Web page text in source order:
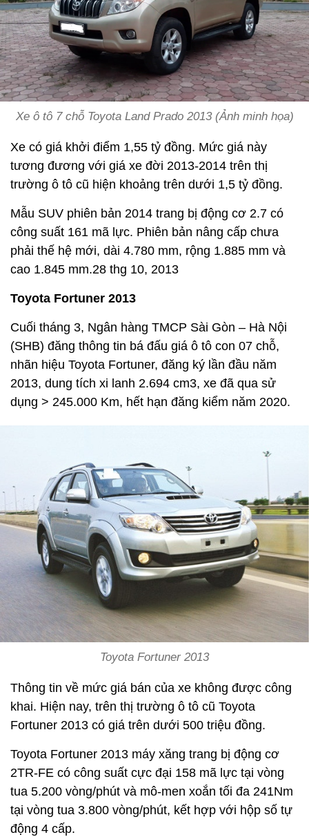
Xe ô tô 7 chỗ Toyota Land Prado 2013 (Ảnh minh họa)
Xe có giá khởi điểm 1,55 tỷ đồng. Mức giá này
tương đương với giá xe đời 2013-2014 trên thị
trường ô tô cũ hiện khoảng trên dưới 1,5 tỷ đồng.
Mẫu SUV phiên bản 2014 trang bị động cơ 2.7 có
công suất 161 mã lực. Phiên bản nâng cấp chưa
phải thế hệ mới, dài 4.780 mm, rộng 1.885 mm và
cao 1.845 mm.28 thg 10, 2013
Toyota Fortuner 2013
Cuối tháng 3, Ngân hàng TMCP Sài Gòn – Hà Nội
(SHB) đăng thông tin bá đấu giá ô tô con 07 chỗ,
nhãn hiệu Toyota Fortuner, đăng ký lần đầu năm
2013, dung tích xi lanh 2.694 cm3, xe đã qua sử
dụng > 245.000 Km, hết hạn đăng kiểm năm 2020.
Toyota Fortuner 2013
Thông tin về mức giá bán của xe không được công
khai. Hiện nay, trên thị trường ô tô cũ Toyota
Fortuner 2013 có giá trên dưới 500 triệu đồng.
Toyota Fortuner 2013 máy xăng trang bị động cơ
2TR-FE có công suất cực đại 158 mã lực tại vòng
tua 5.200 vòng/phút và mô-men xoắn tối đa 241Nm
tại vòng tua 3.800 vòng/phút, kết hợp với hộp số tự
động 4 cấp.